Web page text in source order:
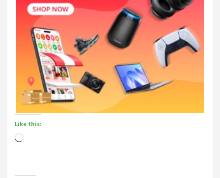
Like this:
Loading…